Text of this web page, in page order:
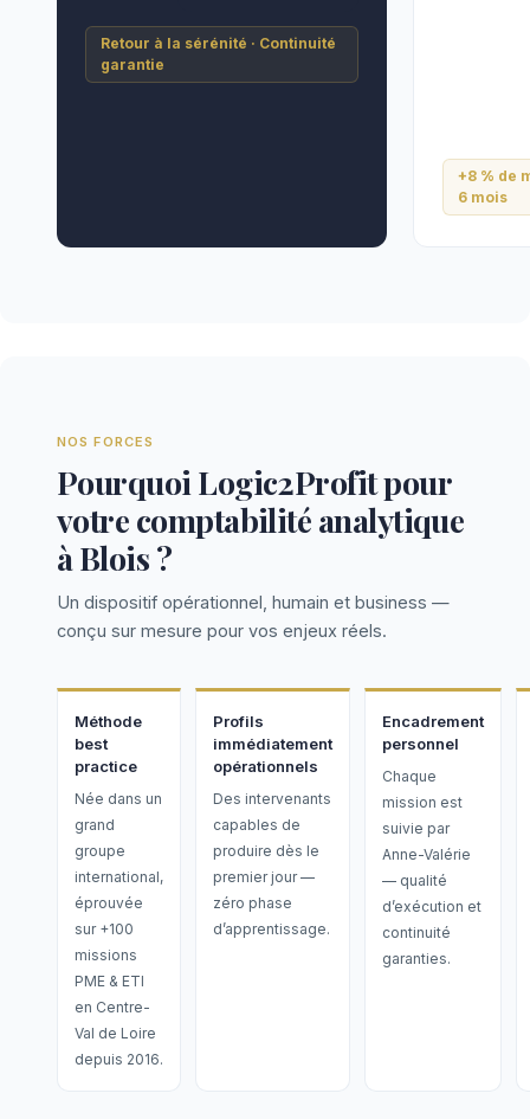
Retour à la sérénité · Continuité
garantie
+8 % de
6 mois
NOS FORCES
Pourquoi Logic2Profit pour
votre comptabilité analytique
à Blois ?
Un dispositif opérationnel, humain et business —
conçu sur mesure pour vos enjeux réels.
Méthode
best
practice
Née dans un
grand
groupe
international,
éprouvée
sur +100
missions
PME & ETI
en Centre-
Val de Loire
depuis 2016.
Profils
immédiatement
opérationnels
Des intervenants
capables de
produire dès le
premier jour —
zéro phase
d’apprentissage.
Encadrement
personnel
Chaque
mission est
suivie par
Anne-Valérie
— qualité
d’exécution et
continuité
garanties.